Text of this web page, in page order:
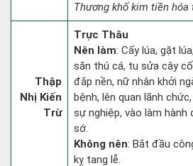
Thương khố kim tiền hóa
Thập
Nhị Kiến
Trừ
Trực Thâu
Nên làm: Cấy lúa, gặt
săn thú cá, tu sửa cây
đắp nền, nữ nhân khởi
bệnh, lên quan lãnh
sự nghiệp, vào làm hành
sớ.
Không nên: Bắt đầu
kỵ tang lễ.